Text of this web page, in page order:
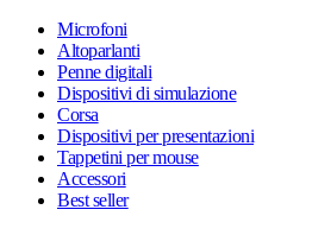
Microfoni
Altoparlanti
Penne digitali
Dispositivi di simulazione
Corsa
Dispositivi per presentazioni
Tappetini per mouse
Accessori
Best seller